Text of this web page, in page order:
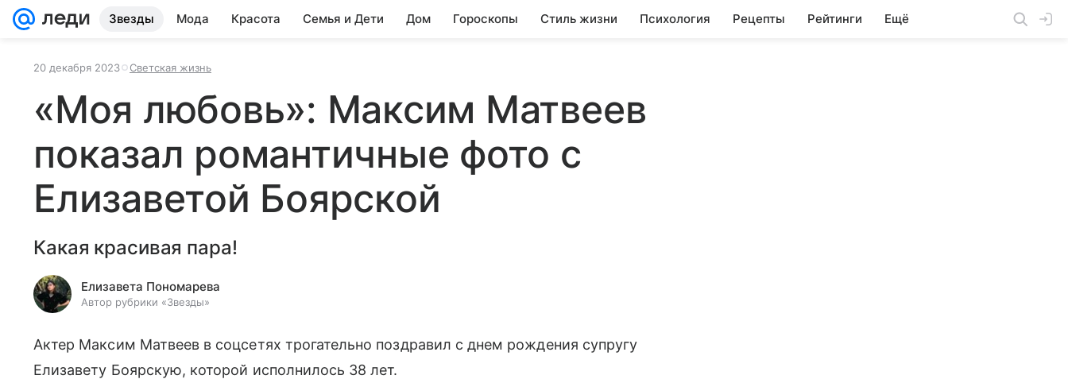
Звезды Мода Красота Семья и Дети Дом Гороскопы Стиль жизни Психология Рецепты Рейтинги Ещё
20 декабря 2023 Светская жизнь
«Моя любовь»: Максим Матвеев
показал романтичные фото с
Елизаветой Боярской
Какая красивая пара!
Елизавета Пономарева
Автор рубрики «Звезды»
Актер Максим Матвеев в соцсетях трогательно поздравил с днем рождения супругу
Елизавету Боярскую, которой исполнилось 38 лет.